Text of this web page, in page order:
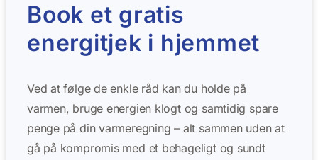
Book et gratis
energitjek i hjemmet
Ved at følge de enkle råd kan du holde på
varmen, bruge energien klogt og samtidig spare
penge på din varmeregning – alt sammen uden at
gå på kompromis med et behageligt og sundt